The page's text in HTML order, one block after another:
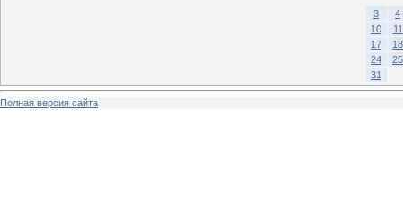
3
4
10
11
17
18
24
25
31
Полная версия сайта